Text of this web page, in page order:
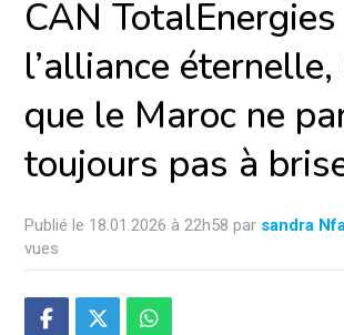
CAN
l’alliance
que le Maroc ne
toujours pas à
Publié le 18.01.2026 à 22h58 par sandra
vues